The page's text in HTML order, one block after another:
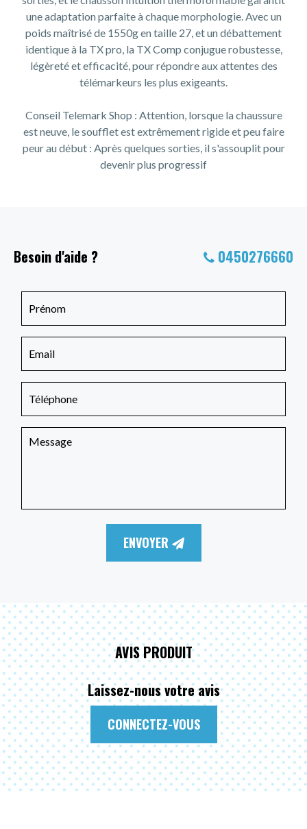
une adaptation parfaite à chaque morphologie. Avec un
poids maîtrisé de 1550g en taille 27, et un débattement
identique à la TX pro, la TX Comp conjugue robustesse,
légèreté et efficacité, pour répondre aux attentes des
télémarkeurs les plus exigeants.
Conseil Telemark Shop : Attention, lorsque la chaussure
est neuve, le soufflet est extrêmement rigide et peu faire
peur au début : Après quelques sorties, il s'assouplit pour
devenir plus progressif
Besoin d'aide ? 0450276660
ENVOYER
AVIS PRODUIT
Laissez-nous votre avis
CONNECTEZ-VOUS